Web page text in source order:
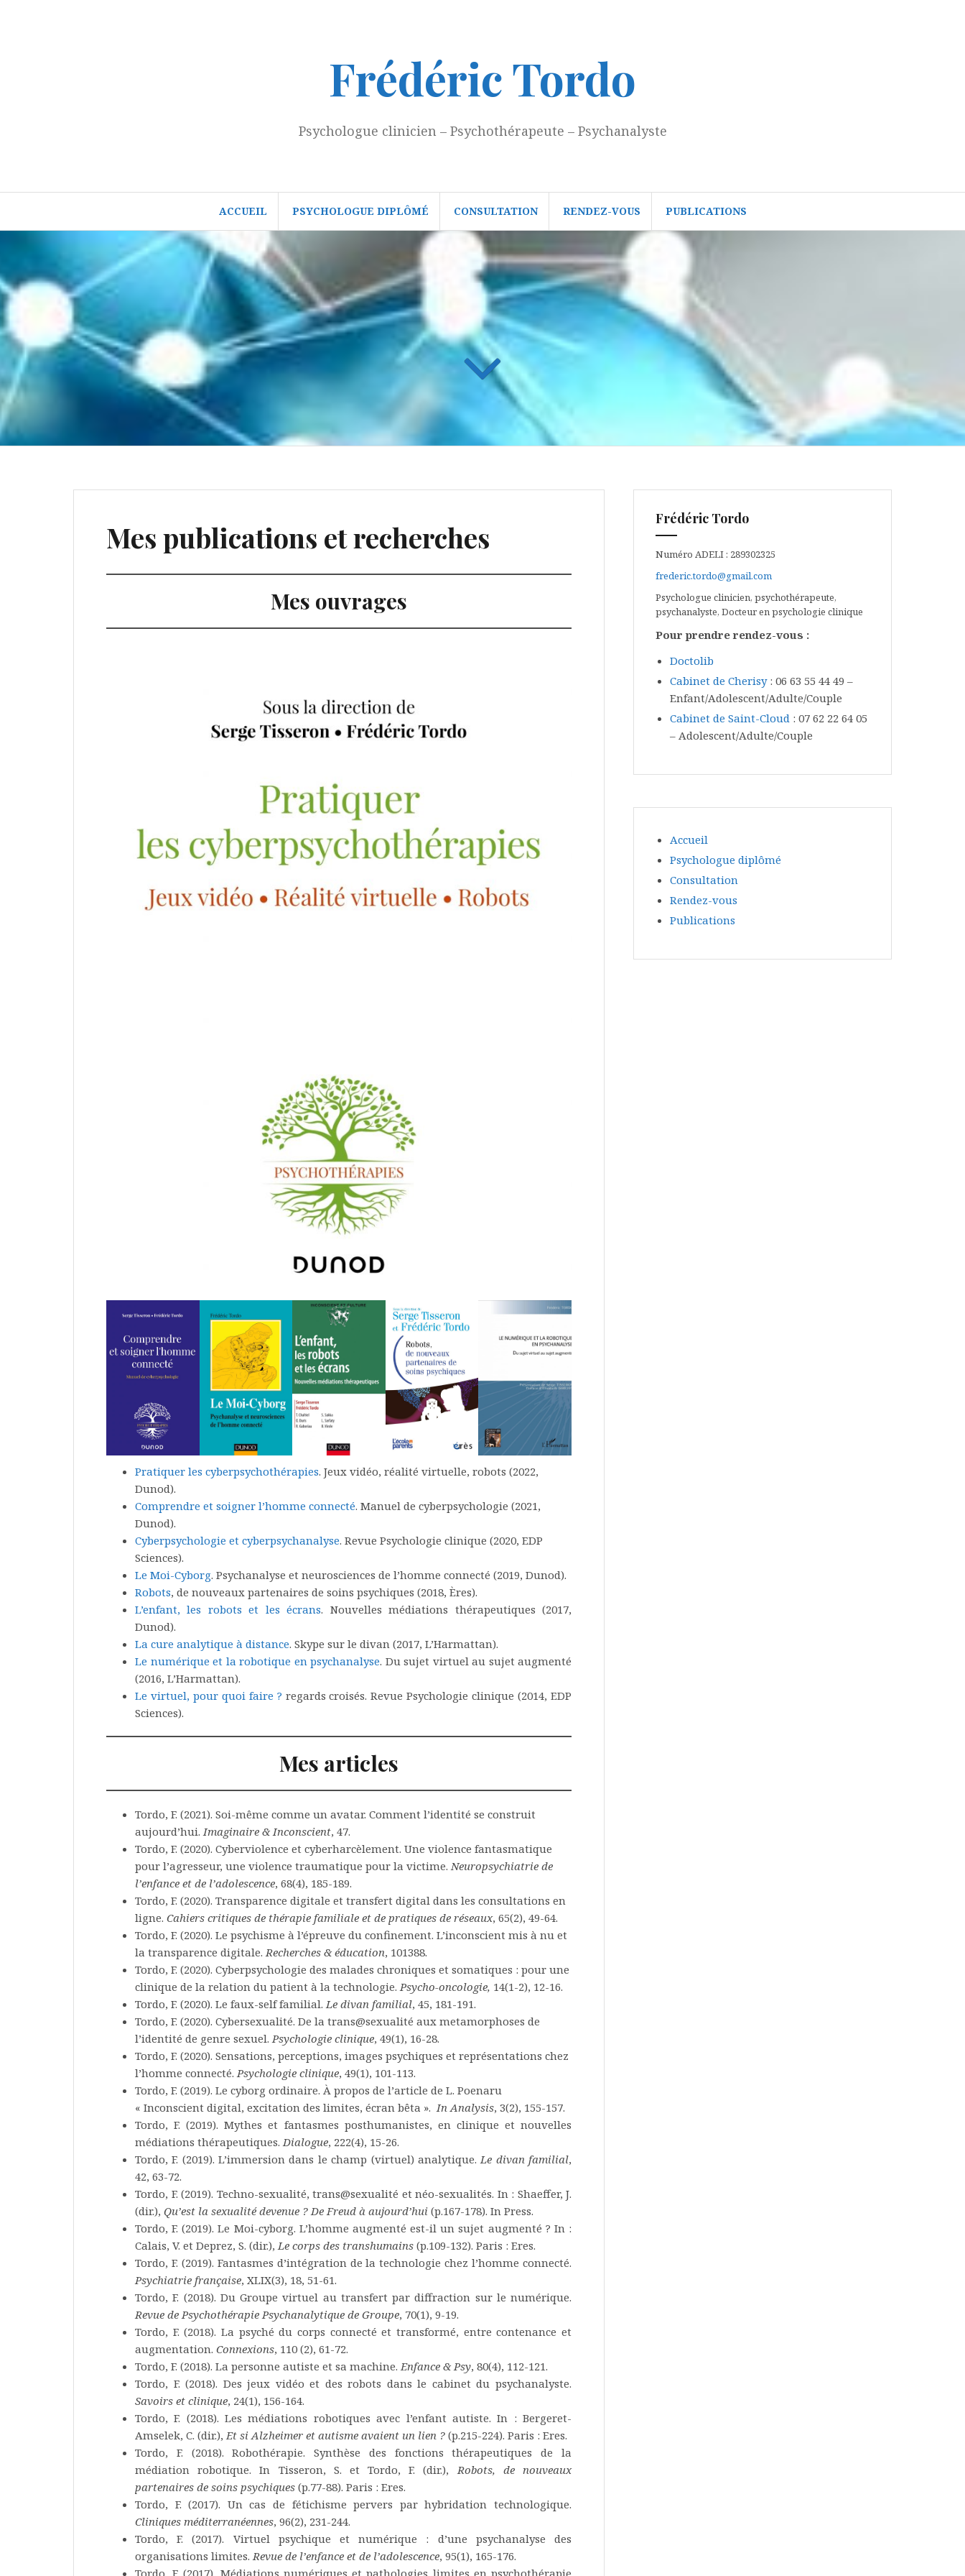
Frédéric Tordo
Psychologue clinicien – Psychothérapeute – Psychanalyste
ACCUEIL PSYCHOLOGUE DIPLÔMÉ CONSULTATION RENDEZ-VOUS PUBLICATIONS
Mes publications et recherches
Mes ouvrages
Pratiquer les cyberpsychothérapies. Jeux vidéo, réalité virtuelle, robots (2022,
Dunod).
Comprendre et soigner l’homme connecté. Manuel de cyberpsychologie (2021,
Dunod).
Cyberpsychologie et cyberpsychanalyse. Revue Psychologie clinique (2020, EDP
Sciences).
Le Moi-Cyborg. Psychanalyse et neurosciences de l’homme connecté (2019, Dunod).
Robots, de nouveaux partenaires de soins psychiques (2018, Ères).
L’enfant, les robots et les écrans. Nouvelles médiations thérapeutiques (2017,
Dunod).
La cure analytique à distance. Skype sur le divan (2017, L’Harmattan).
Le numérique et la robotique en psychanalyse. Du sujet virtuel au sujet augmenté
(2016, L’Harmattan).
Le virtuel, pour quoi faire ? regards croisés. Revue Psychologie clinique (2014, EDP
Sciences).
Mes articles
Tordo, F. (2021). Soi-même comme un avatar. Comment l’identité se construit
aujourd’hui.Imaginaire & Inconscient, 47.
Tordo, F. (2020). Cyberviolence et cyberharcèlement. Une violence fantasmatique
pour l’agresseur, une violence traumatique pour la victime.Neuropsychiatrie de
l’enfance et de l’adolescence, 68(4), 185-189.
Tordo, F. (2020). Transparence digitale et transfert digital dans les consultations en
ligne. Cahiers critiques de thérapie familiale et de pratiques de réseaux, 65(2), 49-64.
Tordo, F. (2020). Le psychisme à l’épreuve du confinement. L’inconscient mis à nu et
la transparence digitale.Recherches & éducation, 101388.
Tordo, F. (2020). Cyberpsychologie des malades chroniques et somatiques : pour une
clinique de la relation du patient à la technologie.Psycho-oncologie, 14(1-2), 12-16.
Tordo, F. (2020). Le faux-self familial.Le divan familial, 45, 181-191.
Tordo, F. (2020). Cybersexualité. De la trans@sexualité aux metamorphoses de
l’identité de genre sexuel.Psychologie clinique, 49(1), 16-28.
Tordo, F. (2020). Sensations, perceptions, images psychiques et représentations chez
l’homme connecté.Psychologie clinique, 49(1), 101-113.
Tordo, F. (2019). Le cyborg ordinaire. À propos de l’article de L. Poenaru
« Inconscient digital, excitation des limites, écran bêta ».In Analysis, 3(2), 155-157.
Tordo, F. (2019). Mythes et fantasmes posthumanistes, en clinique et nouvelles
médiations thérapeutiques.Dialogue, 222(4), 15-26.
Tordo, F. (2019). L’immersion dans le champ (virtuel) analytique.Le divan familial,
42, 63-72.
Tordo, F. (2019). Techno-sexualité, trans@sexualité et néo-sexualités. In : Shaeffer, J.
(dir.), Qu’est la sexualité devenue ? De Freud à aujourd’hui (p.167-178). In Press.
Tordo, F. (2019). Le Moi-cyborg. L’homme augmenté est-il un sujet augmenté ? In :
Calais, V. et Deprez, S. (dir.),Le corps des transhumains (p.109-132). Paris : Eres.
Tordo, F. (2019). Fantasmes d’intégration de la technologie chez l’homme connecté.
Psychiatrie française, XLIX(3), 18, 51-61.
Tordo, F. (2018). Du Groupe virtuel au transfert par diffraction sur le numérique.
Revue de Psychothérapie Psychanalytique de Groupe, 70(1), 9-19.
Tordo, F. (2018). La psyché du corps connecté et transformé, entre contenance et
augmentation. Connexions, 110 (2), 61-72.
Tordo, F. (2018). La personne autiste et sa machine.Enfance & Psy, 80(4), 112-121.
Tordo, F. (2018). Des jeux vidéo et des robots dans le cabinet du psychanalyste.
Savoirs et clinique, 24(1), 156-164.
Tordo, F. (2018). Les médiations robotiques avec l’enfant autiste. In : Bergeret-
Amselek, C. (dir.),Et si Alzheimer et autisme avaient un lien ? (p.215-224). Paris : Eres.
Tordo, F. (2018). Robothérapie. Synthèse des fonctions thérapeutiques de la
médiation robotique. In Tisseron, S. et Tordo, F. (dir.),Robots, de nouveaux
partenaires de soins psychiques (p.77-88). Paris : Eres.
Tordo, F. (2017). Un cas de fétichisme pervers par hybridation technologique.
Cliniques méditerranéennes, 96(2), 231-244.
Tordo, F. (2017). Virtuel psychique et numérique : d’une psychanalyse des
organisations limites.Revue de l’enfance et de l’adolescence, 95(1), 165-176.
Frédéric Tordo
Numéro ADELI : 289302325
frederic.tordo@gmail.com
Psychologue clinicien, psychothérapeute,
psychanalyste, Docteur en psychologie clinique
Pour prendre rendez-vous :
Doctolib
Cabinet de Cherisy: 06 63 55 44 49 –
Enfant/Adolescent/Adulte/Couple
Cabinet de Saint-Cloud : 07 62 22 64 05
– Adolescent/Adulte/Couple
Accueil
Psychologue diplômé
Consultation
Rendez-vous
Publications